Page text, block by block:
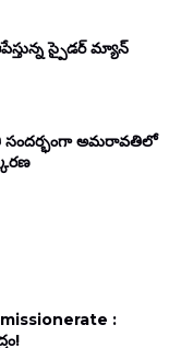
స్పైడర్ మ్యాన్
సందర్భంగా అమరావతిలో
: